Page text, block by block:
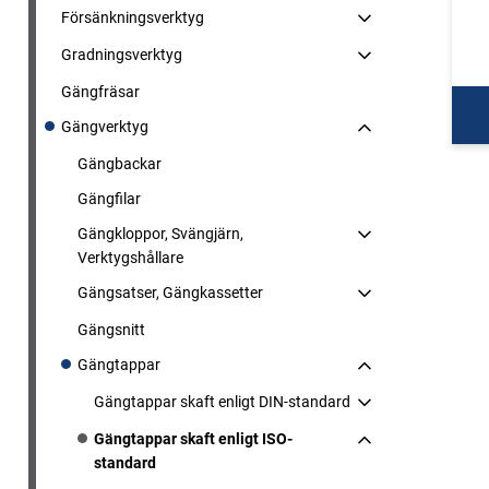
Försänkningsverktyg
Gradningsverktyg
Gängfräsar
Gängverktyg
Gängbackar
Gängfilar
Gängkloppor, Svängjärn,
Verktygshållare
Gängsatser, Gängkassetter
Gängsnitt
Gängtappar
Gängtappar skaft enligt DIN-standard
Gängtappar skaft enligt ISO-
standard